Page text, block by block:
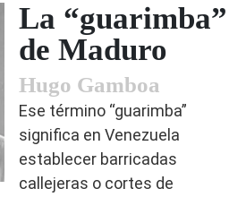
La “guarimba”
de Maduro
Hugo Gamboa
Ese término “guarimba”
significa en Venezuela
establecer barricadas
callejeras o cortes de